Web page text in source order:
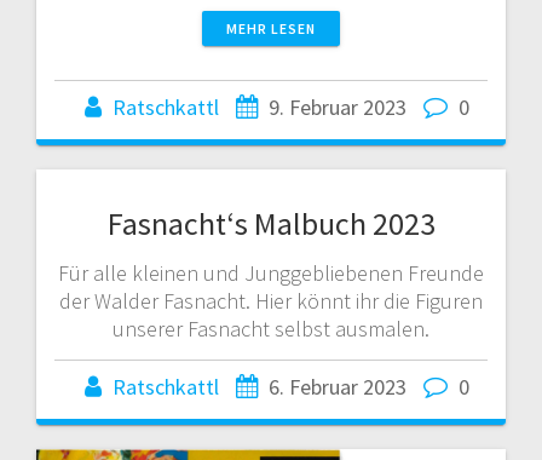
MEHR LESEN
Ratschkattl 9. Februar 2023 0
Fasnacht‘s Malbuch 2023
Für alle kleinen und Junggebliebenen Freunde
der Walder Fasnacht. Hier könnt ihr die Figuren
unserer Fasnacht selbst ausmalen.
Ratschkattl 6. Februar 2023 0